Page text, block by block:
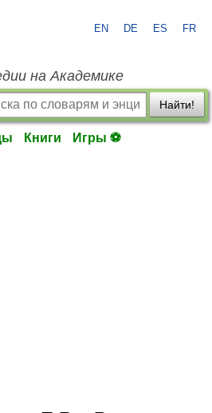
EN DE ES FR
на Академике
Найти!
Книги Игры ⚽